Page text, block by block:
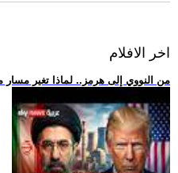
اخر الافلام
.. من النووي إلى هرمز.. لماذا تغير مسار